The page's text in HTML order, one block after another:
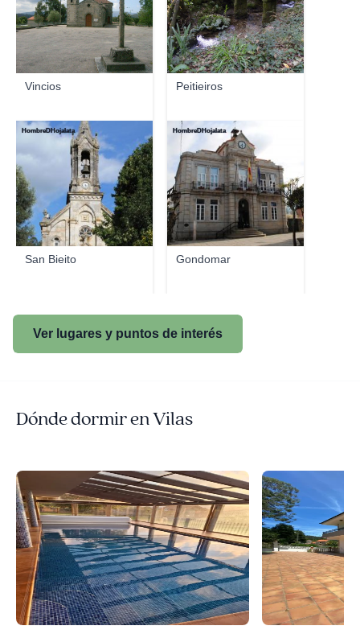
Vincios Peitieiros
San Bieito
HombreDHojalata
Gondomar
HombreDHojalata
Ver lugares y puntos de interés
Dónde dormir en Vilas